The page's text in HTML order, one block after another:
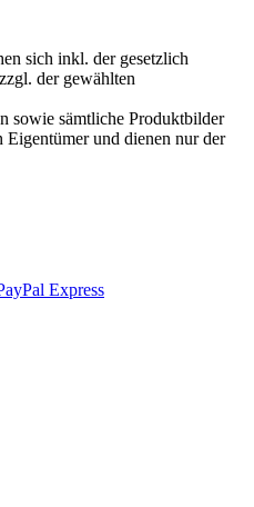
sich inkl. der gesetzlich
der gewählten
sowie sämtliche Produktbilder
und dienen nur der
Express